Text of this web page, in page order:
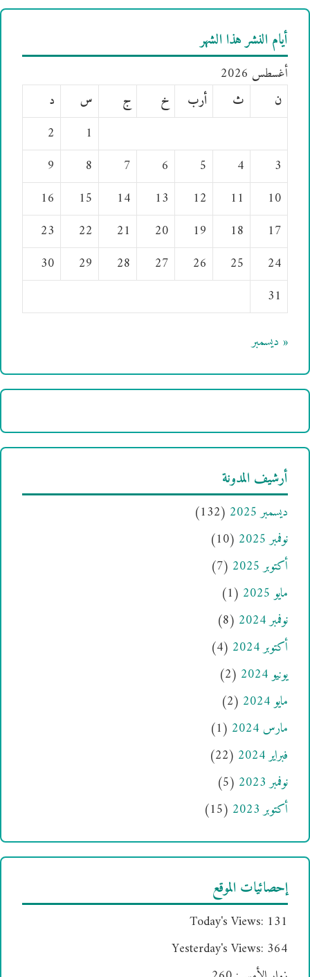
أيام النشر هذا الشهر
أغسطس 2026
ن
ث أرب خ ج س
د
1
2
3
4
5
6
7
8
9
10
11
12
13
14
15
16
17
18
19
20
21
22
23
24
25
26
27
28
29
30
31
« ديسمبر
أرشيف المدونة
ديسمبر 2025
(132)
نوفمبر 2025
(10)
أكتوبر 2025
(7)
مايو 2025
(1)
نوفمبر 2024
(8)
أكتوبر 2024
(4)
يونيو 2024
(2)
مايو 2024
(2)
مارس 2024
(1)
فبراير 2024
(22)
نوفمبر 2023
(5)
أكتوبر 2023
(15)
إحصائيات الموقع
Today's Views: 131
Yesterday's Views: 364